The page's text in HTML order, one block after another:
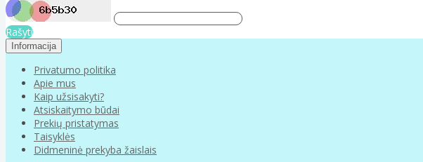
Rašyti
Informacija
Privatumo politika
Apie mus
Kaip užsisakyti?
Atsiskaitymo būdai
Prekių pristatymas
Taisyklės
Didmeninė prekyba žaislais